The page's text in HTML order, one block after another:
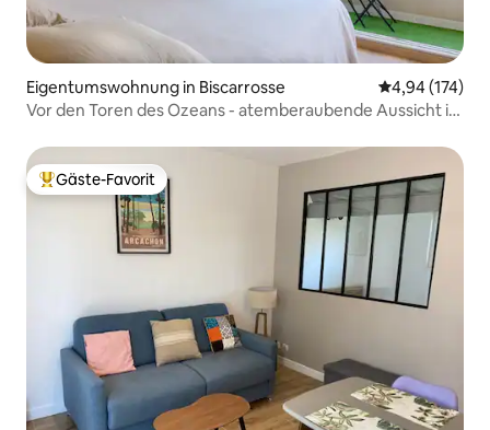
Eigentumswohnung in Biscarrosse
4,94 (174)
Vor den Toren des Ozeans - atemberaubende Aussicht in
Beliebter Gäste-Favorit.
Gäste-Favorit